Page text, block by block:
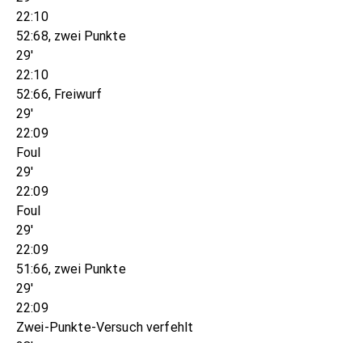
22:10
52:68, zwei Punkte
29'
22:10
52:66, Freiwurf
29'
22:09
Foul
29'
22:09
Foul
29'
22:09
51:66, zwei Punkte
29'
22:09
Zwei-Punkte-Versuch verfehlt